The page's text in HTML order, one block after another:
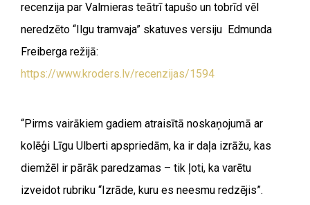
recenzija par Valmieras teātrī tapušo un tobrīd vēl
neredzēto “Ilgu tramvaja” skatuves versiju Edmunda
Freiberga režijā:
https://www.kroders.lv/recenzijas/1594
“Pirms vairākiem gadiem atraisītā noskaņojumā ar
kolēģi Līgu Ulberti apspriedām, ka ir daļa izrāžu, kas
diemžēl ir pārāk paredzamas – tik ļoti, ka varētu
izveidot rubriku “Izrāde, kuru es neesmu redzējis”.